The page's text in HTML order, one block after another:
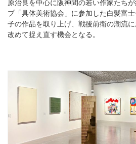
原治良を中心に阪神間の若い作家たち
プ「具体美術協会」に参加した白髪富
子の作品を取り上げ、戦後前衛の潮流
改めて捉え直す機会となる。